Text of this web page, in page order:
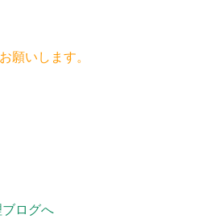
願いします。